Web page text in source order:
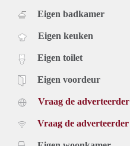
Eigen badkamer
Eigen keuken
Eigen toilet
Eigen voordeur
Vraag de adverteerder
Vraag de adverteerder